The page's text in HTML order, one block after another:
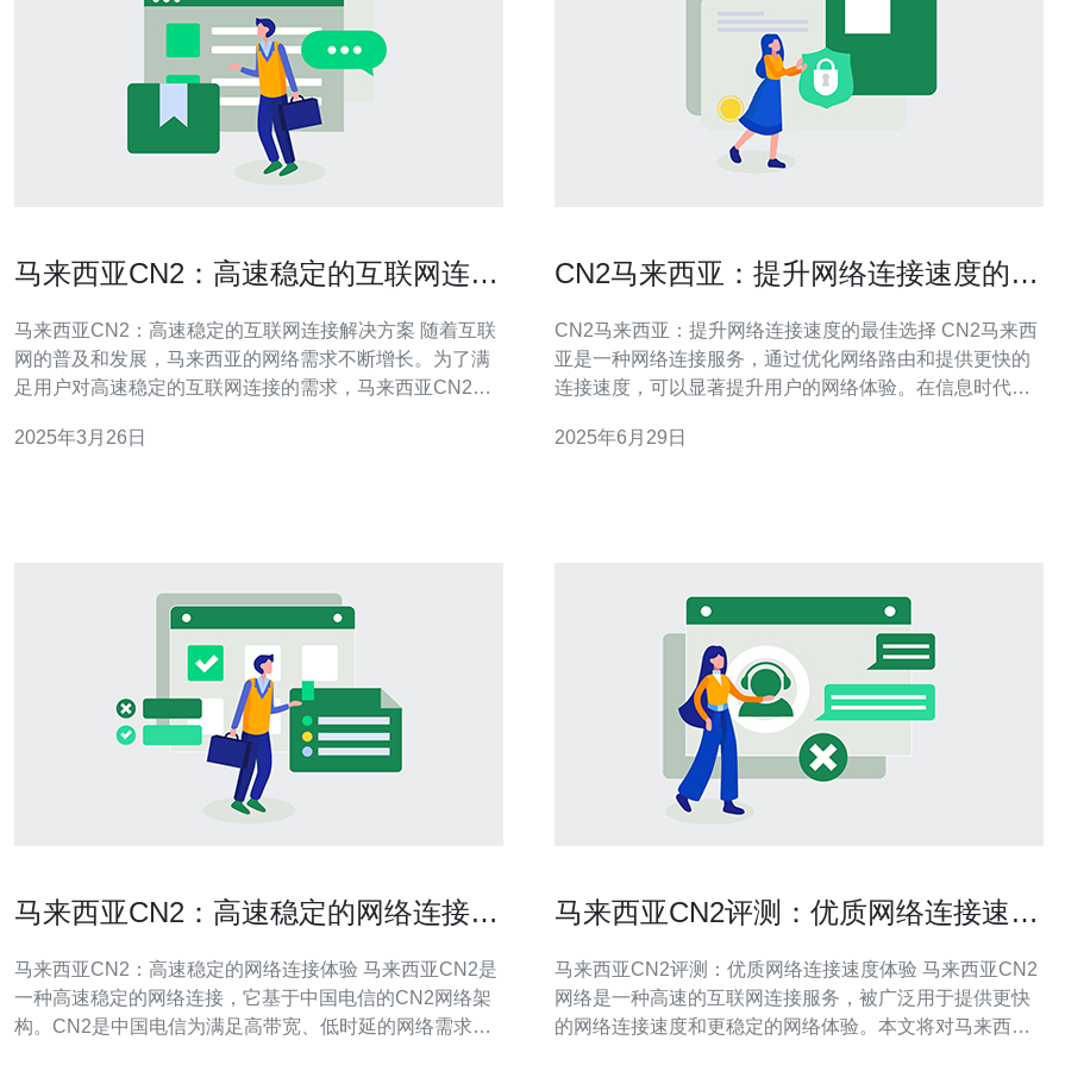
马来西亚CN2：高速稳定的互联网连接
马来西亚CN2：高速稳定的互联网连接解决方案 随着互联
网的普及和发展，马来西亚的网络需求不断增长。为了满
足用户对高速稳定的互联网连接的需求，马来西亚CN2应
方案，该方案在马来西亚得到了广泛应用。 马来西亚CN2
2025年3月26日
CN2马来西亚：提升网络连接速度的最
CN2马来西亚：提升网络连接速度的最佳选择 CN2马来西
亚是一种网络连接服务，通过优化网络路由和提供更快的
连接速度，可以显著提升用户的网络体验。在信息时代，
络连接方式相比，CN2马来西亚具有以下优势： 更快的速
2025年6月29日
马来西亚CN2：高速稳定的网络连接体
马来西亚CN2：高速稳定的网络连接体验 马来西亚CN2是
一种高速稳定的网络连接，它基于中国电信的CN2网络架
构。CN2是中国电信为满足高带宽、低时延的网络需求而
马来西亚CN2评测：优质网络连接速度
马来西亚CN2评测：优质网络连接速度体验 马来西亚CN2
网络是一种高速的互联网连接服务，被广泛用于提供更快
的网络连接速度和更稳定的网络体验。本文将对马来西亚